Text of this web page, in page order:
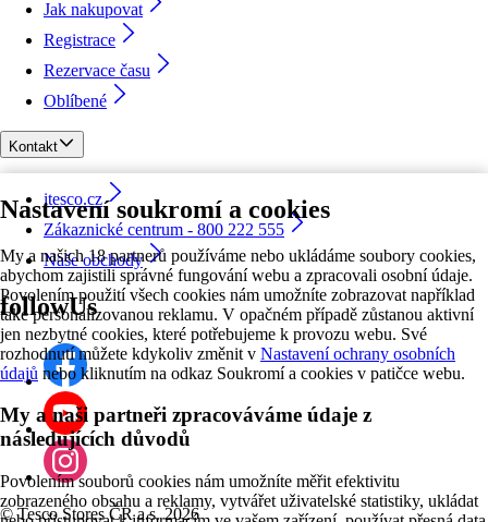
Nastavení soukromí a cookies
My a našich 18 partnerů používáme nebo ukládáme soubory cookies,
abychom zajistili správné fungování webu a zpracovali osobní údaje.
Povolením použití všech cookies nám umožníte zobrazovat například
také personalizovanou reklamu. V opačném případě zůstanou aktivní
jen nezbytné cookies, které potřebujeme k provozu webu. Své
rozhodnutí můžete kdykoliv změnit v Nastavení ochrany osobních
údajů nebo kliknutím na odkaz Soukromí a cookies v patičce webu.
My a naši partneři zpracováváme údaje z
následujících důvodů
Povolením souborů cookies nám umožníte měřit efektivitu
zobrazeného obsahu a reklamy, vytvářet uživatelské statistiky, ukládat
Jak nakupovat
Registrace
Rezervace času
Oblíbené
Kontakt
itesco.cz
Zákaznické centrum - 800 222 555
Naše obchody
followUs
©Tesco Stores ČR a.s. 2026